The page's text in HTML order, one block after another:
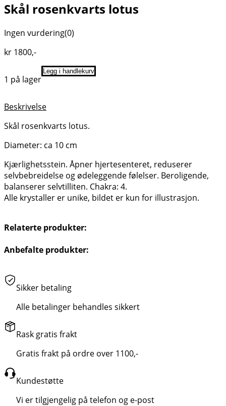
Skål rosenkvarts lotus
Ingen vurdering(0)
kr 1800,-
1 på lager
Legg i handlekurv
Beskrivelse
Skål rosenkvarts lotus.
Diameter: ca 10 cm
Kjærlighetsstein. Åpner hjertesenteret, reduserer
selvbebreidelse og ødeleggende følelser. Beroligende,
balanserer selvtilliten. Chakra: 4.
Alle krystaller er unike, bildet er kun for illustrasjon.
Relaterte produkter:
Anbefalte produkter:
Sikker betaling
Alle betalinger behandles sikkert
Rask gratis frakt
Gratis frakt på ordre over 1100,-
Kundestøtte
Vi er tilgjengelig på telefon og e-post